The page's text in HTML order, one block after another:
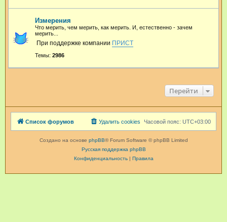
Измерения
Что мерить, чем мерить, как мерить. И, естественно - зачем
мерить...
При поддержке компании ПРИСТ
Темы: 2986
Перейти
Список форумов Часовой пояс: UTC+03:00
Удалить cookies
Создано на основе phpBB® Forum Software © phpBB Limited
Русская поддержка phpBB
Конфиденциальность| Правила